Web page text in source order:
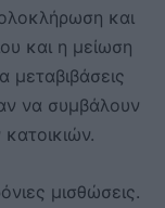
και
και η μείωση
μεταβιβάσεις
να συμβάλουν
μισθώσεις.